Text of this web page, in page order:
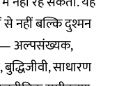
नहीं बल्कि दुश्मन
अल्पसंख्यक,
साधारण